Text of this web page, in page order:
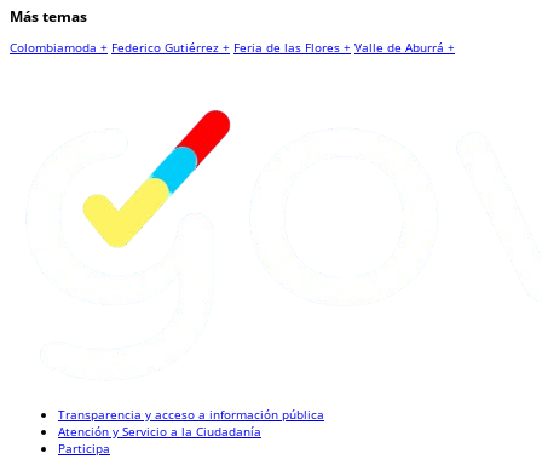
Más temas
Colombiamoda + Federico Gutiérrez + Feria de las Flores + Valle de Aburrá +
Transparencia y acceso a información pública
Atención y Servicio a la Ciudadanía
Participa